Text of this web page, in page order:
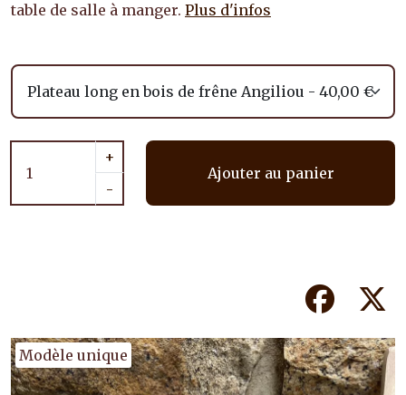
Modèle unique
table de salle à manger. Plus d'infos
+
-
Ajouter au panier
Facebook